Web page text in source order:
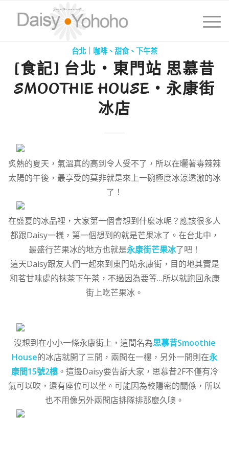
台北｜咖啡、甜食、下午茶
[食記] 台北‧東門站 思慕昔
SMOOTHIE HOUSE‧永康街
冰店
炙熱的夏天，氣溫真的高到令人受不了，所以在曬著毒辣辣
太陽的午後，最享受的莫非就是來上一碗極度冰涼透澈的冰
了！
在盛夏的冰品裡，大家第一個會想到什麼冰呢？應該很多人
都跟Daisy一樣，第一個想到的就是芒果冰了。在台北中，
最盛行芒果冰的地方也就是永康街芒果冰了吧！
這天Daisy跟友人們一起來到東門站永康街，目的地其實是
和茗甘味處的抹茶下午茶，不過因為要等…所以就跑回永康
街上吃芒果冰。
沒想到在小小一條永康街上，這間名為思慕昔Smoothie
House的冰店就開了三間，兩間在一樓，另外一間則在永
康間15號2樓。這邊Daisy要告訴大家，思慕昔2F不僅有冷
氣可以吹，還有座位可以坐。可能因為較隱密的關係，所以
也不用像另外兩間店排隊排那麼久噢。